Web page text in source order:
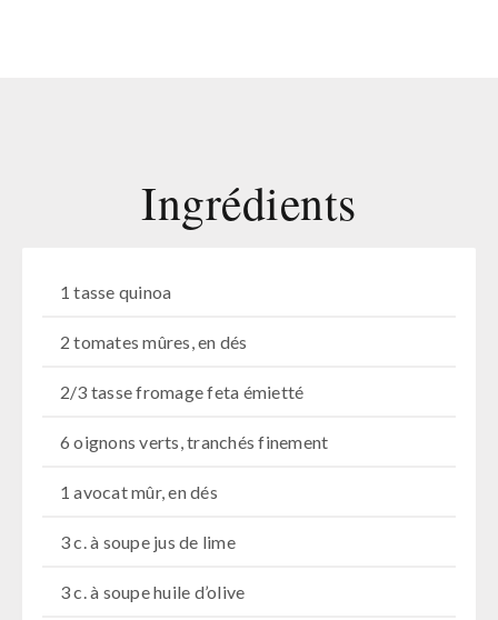
Ingrédients
1 tasse quinoa
2 tomates mûres, en dés
2/3 tasse fromage feta émietté
6 oignons verts, tranchés finement
1 avocat mûr, en dés
3 c. à soupe jus de lime
3 c. à soupe huile d’olive